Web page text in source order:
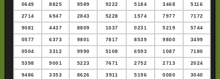
0649 8825 9589 9222 5184 3468 5116
2714 6947 2843 5228 1574 7977 7172
9081 4437 8809 1037 0231 5219 5744
0577 6373 9801 7817 8539 9800 3499
0504 3312 9990 5108 6593 1087 7180
5398 9001 5223 7671 2752 2713 2024
9486 3353 8626 3911 5196 0080 3040